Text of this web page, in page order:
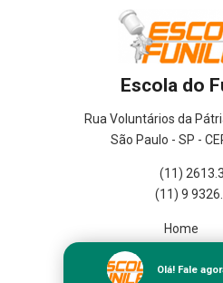
Escola do
Rua Voluntários da
São Paulo - SP -
(11)
(11) 9
Home
Missão
Olá! Fale